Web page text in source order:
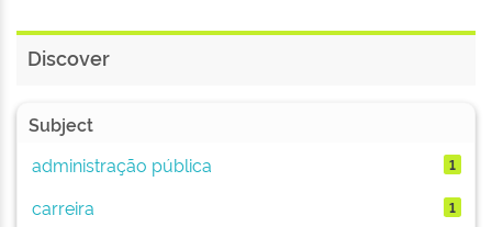
Discover
Subject
administração pública
1
carreira 1